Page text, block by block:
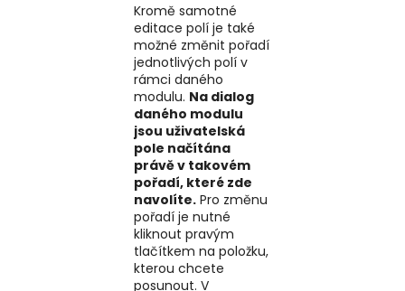
Kromě samotné
editace polí je také
možné změnit pořadí
jednotlivých polí v
rámci daného
modulu. Na dialog
daného modulu
jsou uživatelská
pole načítána
právě v takovém
pořadí, které zde
navolíte. Pro změnu
pořadí je nutné
kliknout pravým
tlačítkem na položku,
kterou chcete
posunout. V